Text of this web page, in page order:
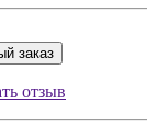
заказ
отзыв